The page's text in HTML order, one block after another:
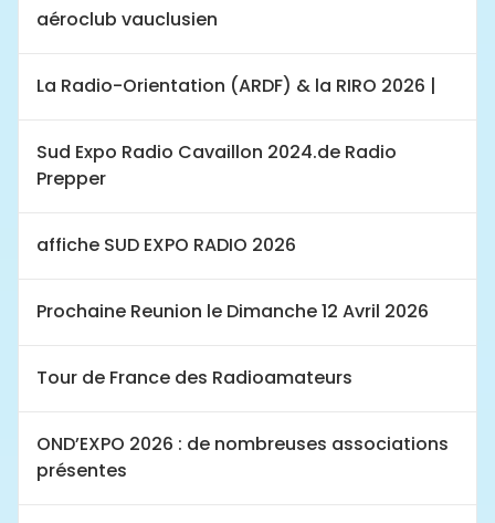
aéroclub vauclusien
La Radio-Orientation (ARDF) & la RIRO 2026 |
Sud Expo Radio Cavaillon 2024.de Radio
Prepper
affiche SUD EXPO RADIO 2026
Prochaine Reunion le Dimanche 12 Avril 2026
Tour de France des Radioamateurs
OND’EXPO 2026 : de nombreuses associations
présentes